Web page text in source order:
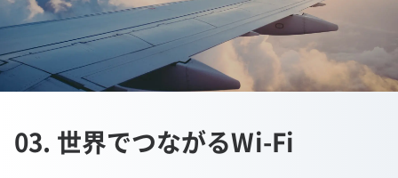
03. 世界でつながるWi-Fi